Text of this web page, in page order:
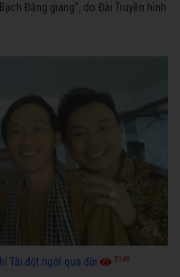
Đằng giang", do Đài Truyền hình
Tài đột ngột qua đời 3149